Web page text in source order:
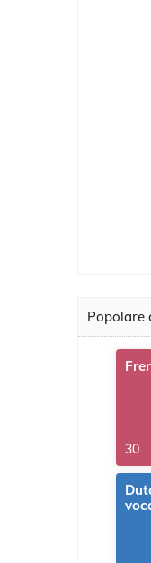
Popolare
30